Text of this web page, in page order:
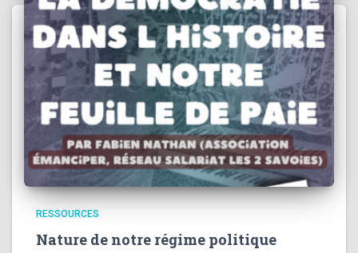
RESSOURCES
Nature de notre régime politique